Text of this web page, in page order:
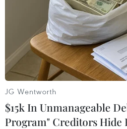
JG Wentworth
$15k In Unmanageable
Program" Creditors Hide